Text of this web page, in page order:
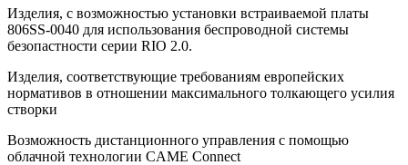
Изделия, с возможностью установки встраиваемой платы
806SS-0040 для использования беспроводной системы
безопастности серии RIO 2.0.
Изделия, соответствующие требованиям европейских
нормативов в отношении максимального толкающего усилия
створки
Возможность дистанционного управления с помощью
облачной технологии CAME Connect